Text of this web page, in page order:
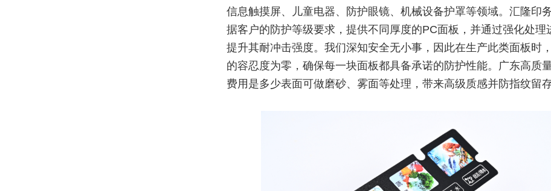
信息触摸屏、儿童电器、防护眼镜、机械设备护罩等领域。汇隆印
据客户的防护等级要求，提供不同厚度的PC面板，并通过强化处理
提升其耐冲击强度。我们深知安全无小事，因此在生产此类面板时
的容忍度为零，确保每一块面板都具备承诺的防护性能。广东高质
费用是多少表面可做磨砂、雾面等处理，带来高级质感并防指纹留存